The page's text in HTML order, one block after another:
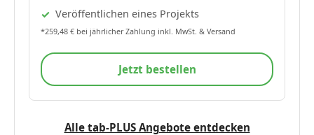
Veröffentlichen eines Projekts
*259,48 € bei jährlicher Zahlung inkl. MwSt. & Versand
Jetzt bestellen
Alle tab-PLUS Angebote entdecken